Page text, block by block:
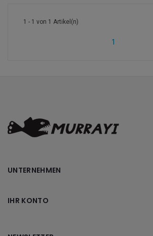
1 - 1 von 1 Artikel(n)
1
UNTERNEHMEN
IHR KONTO